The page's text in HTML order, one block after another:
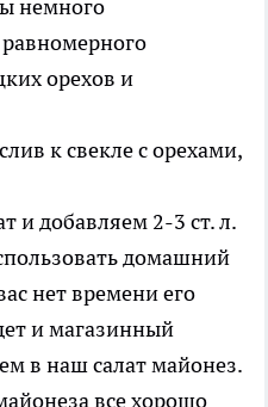
немного
орехов и
и добавляем 2-3 ст. л.
домашний
нет времени его
и магазинный
все хорошо